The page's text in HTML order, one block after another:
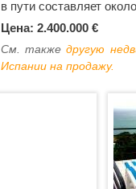
в пути составляет
Цена: 2.400.000 €
См. такжедругую
Испании на продажу.